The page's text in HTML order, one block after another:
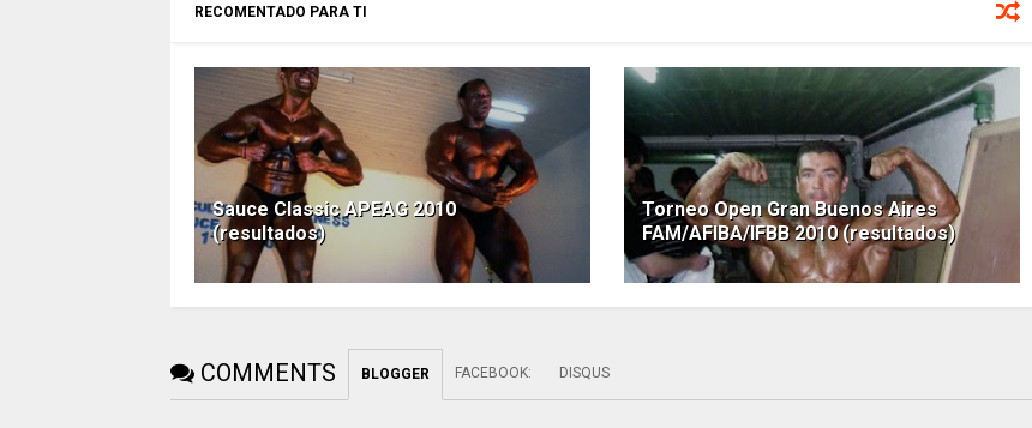
RECOMENTADO PARA TI
Sauce Classic APEAG 2010
(resultados)
Torneo Open Gran Buenos Aires
FAM/AFIBA/IFBB 2010 (resultados)
COMMENTS BLOGGER FACEBOOK: DISQUS